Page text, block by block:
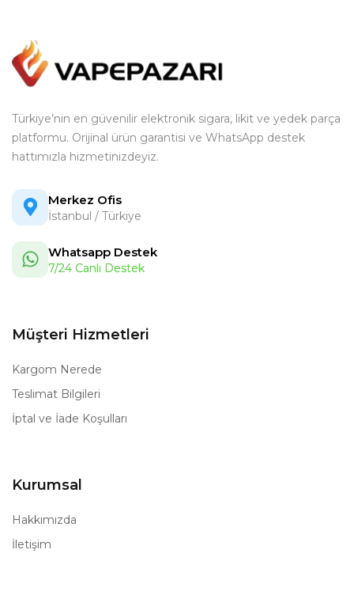
Türkiye’nin en güvenilir elektronik sigara, likit ve yedek parça
platformu. Orijinal ürün garantisi ve WhatsApp destek
hattımızla hizmetinizdeyiz.
Merkez Ofis
İstanbul / Türkiye
Whatsapp Destek
7/24 Canlı Destek
Müşteri Hizmetleri
Kargom Nerede
Teslimat Bilgileri
İptal ve İade Koşulları
Kurumsal
Hakkımızda
İletişim